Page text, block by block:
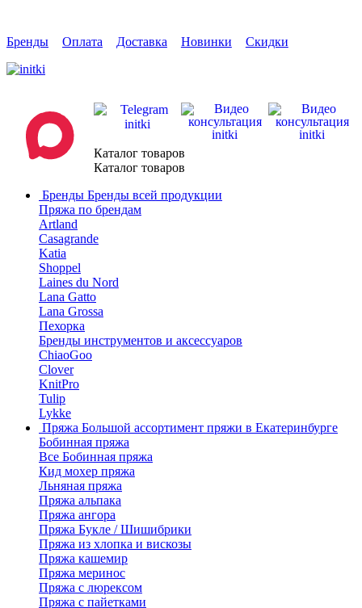
Бренды Оплата Доставка Новинки Скидки
Каталог товаров
Каталог товаров
Бренды Бренды всей продукции
Пряжа по брендам
Artland
Casagrande
Katia
Shoppel
Laines du Nord
Lana Gatto
Lana Grossa
Пехорка
Бренды инструментов и аксессуаров
ChiaoGoo
Clover
KnitPro
Tulip
Lykke
Пряжа Большой ассортимент пряжи в Екатеринбурге
Бобинная пряжа
Все Бобинная пряжа
Кид мохер пряжа
Льняная пряжа
Пряжа альпака
Пряжа ангора
Пряжа Букле / Шишибрики
Пряжа из хлопка и вискозы
Пряжа кашемир
Пряжа меринос
Пряжа с люрексом
Пряжа с пайетками